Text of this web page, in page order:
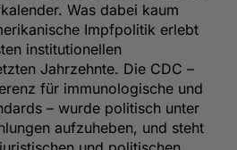
Was dabei kaum
Impfpolitik erlebt
institutionellen
Jahrzehnte. Die CDC –
für immunologische und
– wurde politisch unter
aufzuheben, und steht